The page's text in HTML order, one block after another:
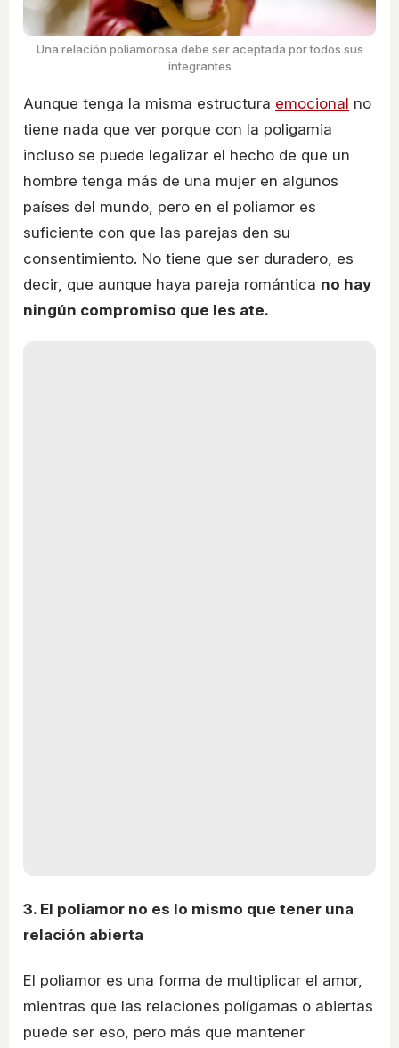
Una relación poliamorosa debe ser aceptada por todos sus
integrantes
Aunque tenga la misma estructura emocional no
tiene nada que ver porque con la poligamia
incluso se puede legalizar el hecho de que un
hombre tenga más de una mujer en algunos
países del mundo, pero en el poliamor es
suficiente con que las parejas den su
consentimiento. No tiene que ser duradero, es
decir, que aunque haya pareja romántica no hay
ningún compromiso que les ate.
3. El poliamor no es lo mismo que tener una
relación abierta
El poliamor es una forma de multiplicar el amor,
mientras que las relaciones polígamas o abiertas
puede ser eso, pero más que mantener